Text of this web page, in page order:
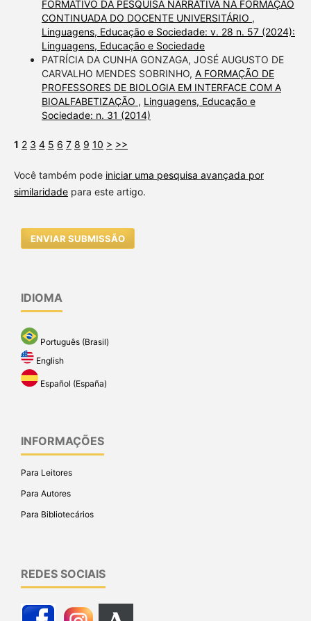
FORMATIVO DA PESQUISA NARRATIVA NA FORMAÇÃO
CONTINUADA DO DOCENTE UNIVERSITÁRIO ,
Linguagens, Educação e Sociedade: v. 28 n. 57 (2024):
Linguagens, Educação e Sociedade
PATRÍCIA DA CUNHA GONZAGA, JOSÉ AUGUSTO DE
CARVALHO MENDES SOBRINHO, A FORMAÇÃO DE
PROFESSORES DE BIOLOGIA EM INTERFACE COM A
BIOALFABETIZAÇÃO , Linguagens, Educação e
Sociedade: n. 31 (2014)
1 2 3 4 5 6 7 8 9 10 > >>
Você também pode iniciar uma pesquisa avançada por
similaridadepara este artigo.
ENVIAR SUBMISSÃO
IDIOMA
Português (Brasil)
English
Español (España)
INFORMAÇÕES
Para Leitores
Para Autores
Para Bibliotecários
REDES SOCIAIS